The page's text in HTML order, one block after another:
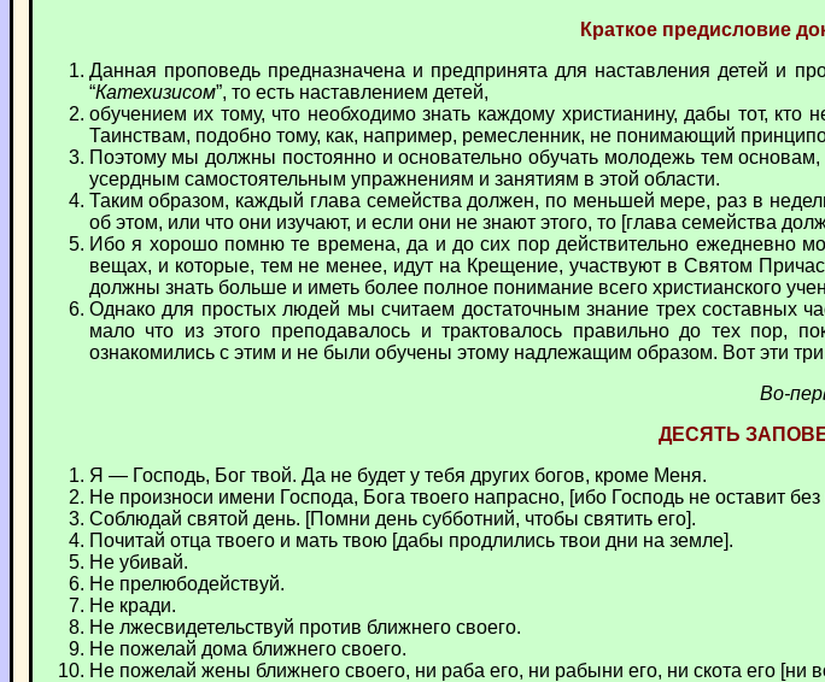
Краткое предисловие
Данная проповедь предназначена и предпринята для наставления детей и
“Катехизисом”, то есть наставлением детей,
обучением их тому, что необходимо знать каждому христианину, дабы тот, кто
Таинствам, подобно тому, как, например, ремесленник, не понимающий
Поэтому мы должны постоянно и основательно обучать молодежь тем
усердным самостоятельным упражнениям и занятиям в этой области.
Таким образом, каждый глава семейства должен, по меньшей мере, раз в
об этом, или что они изучают, и если они не знают этого, то [глава семейства
Ибо я хорошо помню те времена, да и до сих пор действительно ежедневно
вещах, и которые, тем не менее, идут на Крещение, участвуют в Святом
должны знать больше и иметь более полное понимание всего христианского
Однако для простых людей мы считаем достаточным знание трех составных
мало что из этого преподавалось и трактовалось правильно до тех
ознакомились с этим и не были обучены этому надлежащим образом. Вот эти
Во-
ДЕСЯТЬ
Я — Господь, Бог твой. Да не будет у тебя других богов, кроме Меня.
Не произноси имени Господа, Бога твоего напрасно, [ибо Господь не оставит
Соблюдай святой день. [Помни день субботний, чтобы святить его].
Почитай отца твоего и мать твою [дабы продлились твои дни на земле].
Не убивай.
Не прелюбодействуй.
Не кради.
Не лжесвидетельствуй против ближнего своего.
Не пожелай дома ближнего своего.
Не пожелай жены ближнего своего, ни раба его, ни рабыни его, ни скота его [ни